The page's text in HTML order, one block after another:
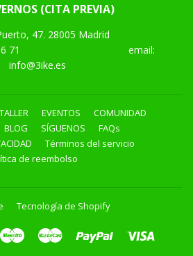
(CITA PREVIA)
47. 28005 Madrid
71
email:
info@3ike.es
TALLER EVENTOS
COMUNIDAD
BLOG SÍGUENOS
FAQs
Términos del servicio
de reembolso
Tecnología de Shopify
Maestro Master Paypal